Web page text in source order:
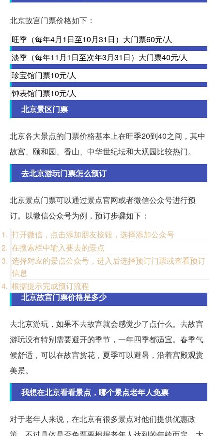
北京故宫门票价格如下：
旺季（每年4月1日至10月31日）大门票60元/人
淡季（每年11月1日至次年3月31日）大门票40元/人
珍宝馆门票10元/人
钟表馆门票10元/人
北京景区门票
北京各大景点的门票价格基本上在旺季20到40之间，其中
故宫、颐和园、香山、中华世纪坛和大观园比较热门。
去北京游玩门票怎么预订
北京景点门票可以通过景点官网或者微信公众号进行预
订。以微信公众号为例，预订步骤如下：
打开微信，点击添加朋友按钮，选择添加公众号
在搜索栏中输入要去的景点
选择对应的景点公众号，进入后选择预订门票或查看预订
信息
根据提示完成预订流程
北京故宫门票价格是多少
去北京游玩，如果不去故宫就会感觉少了点什么。去故宫
游玩没有特别需要避开的季节，一年四季都适宜。春季气
候舒适，可以在故宫赏花，夏季可以避暑，沿着宫殿观赏
美景。
我想在北京看看景点，哪个景点老年人免票
对于老年人来说，在北京有很多景点对他们提供优惠政